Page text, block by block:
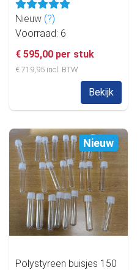
Nieuw (?)
Voorraad: 6
€ 595,00 per stuk
€ 719,95 incl. BTW
Bekijk
Nieuw
Polystyreen buisjes 150